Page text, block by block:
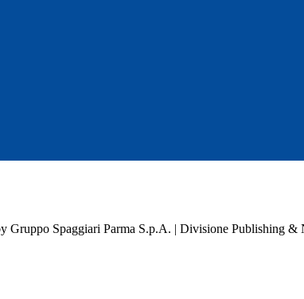
Gruppo Spaggiari Parma S.p.A. | Divisione Publishing &